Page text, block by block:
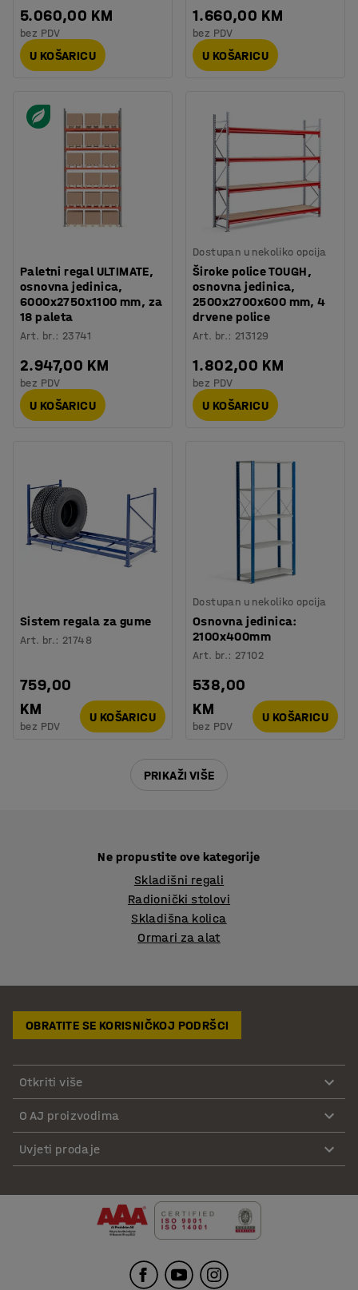
5.060,00 KM
bez PDV
U KOŠARICU
1.660,00 KM
bez PDV
U KOŠARICU
Paletni regal ULTIMATE,
osnovna jedinica,
6000x2750x1100 mm, za
18 paleta
Art. br.: 23741
2.947,00 KM
bez PDV
U KOŠARICU
Dostupan u nekoliko opcija
Široke police TOUGH,
osnovna jedinica,
2500x2700x600 mm, 4
drvene police
Art. br.: 213129
1.802,00 KM
bez PDV
U KOŠARICU
Sistem regala za gume
Art. br.: 21748
759,00
KM
bez PDV
U KOŠARICU
Dostupan u nekoliko opcija
Osnovna jedinica:
2100x400mm
Art. br.: 27102
538,00
KM
bez PDV
U KOŠARICU
PRIKAŽI VIŠE
Ne propustite ove kategorije
Skladišni regali
Radionički stolovi
Skladišna kolica
Ormari za alat
OBRATITE SE KORISNIČKOJ PODRŠCI
Otkriti više
O AJ proizvodima
Uvjeti prodaje